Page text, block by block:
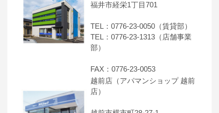
福井市経栄1丁目701
TEL：0776-23-0050（賃貸部）
TEL：0776-23-1313（店舗事業
部）
FAX：0776-23-0053
越前店（アパマンショップ 越前
店）